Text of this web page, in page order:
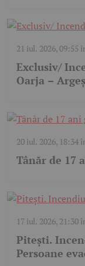
21 iul. 2026, 09:55
Exclusiv/
Oarja – Argeș
20 iul. 2026, 18:34
Tânăr de 17
17 iul. 2026, 21:30
Pitești.
Persoane